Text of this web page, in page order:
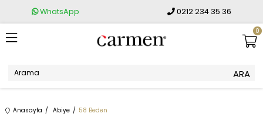
WhatsApp 0212 234 35 36
0
Anasayfa Abiye 58 Beden